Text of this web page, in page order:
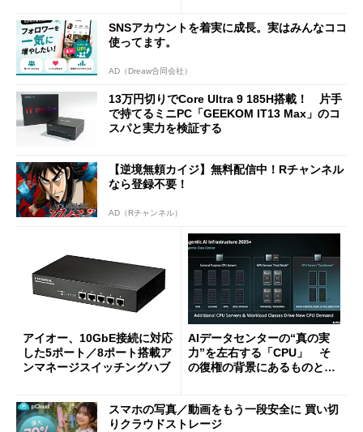
SNSアカウントを着実に成長。実はみんなココ
使ってます。
AD（Dreaw合同会社）
13万円切りでCore Ultra 9 185H搭載！ 片手
で持てるミニPC「GEEKOM IT13 Max」のコ
スパと実力を検証する
【逆境無頼カイジ】無料配信中！Rチャンネル
なら登録不要！
AD（Rチャンネル）
アイオー、10GbE接続に対応
した5ポート／8ポート搭載ア
ンマネージスイッチングハブ
AIデータセンターの“真の実
力”を左右する「CPU」 そ
の復権の背景にあるものと
スマホの写真／動画をもう一段安全に 買い切
りクラウドストレージ